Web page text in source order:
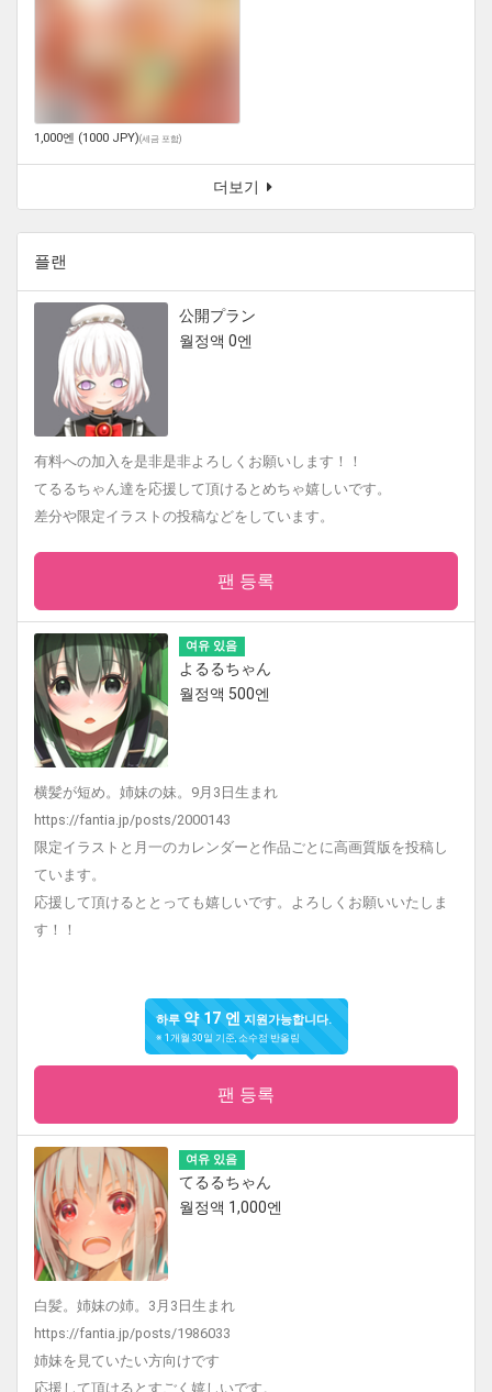
1,000엔 (1000 JPY)(세금 포함)
더보기
플랜
公開プラン
월정액 0엔
有料への加入を是非是非よろしくお願いします！！
てるるちゃん達を応援して頂けるとめちゃ嬉しいです。
差分や限定イラストの投稿などをしています。
팬 등록
여유 있음
よるるちゃん
월정액 500엔
横髪が短め。姉妹の妹。9月3日生まれ
https://fantia.jp/posts/2000143
限定イラストと月一のカレンダーと作品ごとに高画質版を投稿し
ています。
応援して頂けるととっても嬉しいです。よろしくお願いいたしま
す！！
하루약 17 엔지원가능합니다.
※ 1개월 30일 기준, 소수점 반올림
팬 등록
여유 있음
てるるちゃん
월정액 1,000엔
白髪。姉妹の姉。3月3日生まれ
https://fantia.jp/posts/1986033
姉妹を見ていたい方向けです
応援して頂けるとすごく嬉しいです。